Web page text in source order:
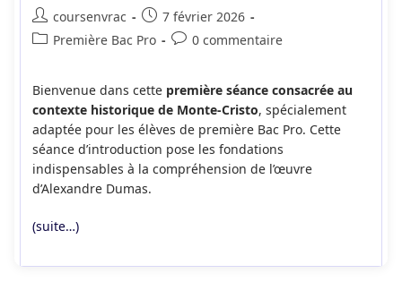
Auteur/autrice
de
coursenvrac
Publication
publiée :
7 février 2026
PostPremière Bac Pro
Commentaires
publication :
0 commentaire
Bienvenue dans cette première séance consacrée au
contexte historique de Monte-Cristo, spécialement
adaptée pour les élèves de première Bac Pro. Cette
séance d’introduction pose les fondations
indispensables à la compréhension de l’œuvre
d’Alexandre Dumas.
(suite…)